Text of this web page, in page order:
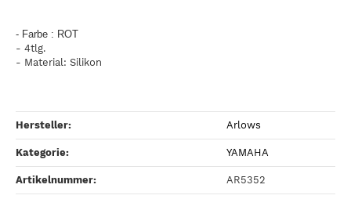
- Farbe : ROT
- 4tlg.
- Material: Silikon
Hersteller: Arlows
Kategorie: YAMAHA
Artikelnummer: AR5352